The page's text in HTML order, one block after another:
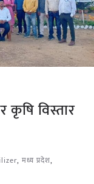
कृषि विस्तार
, मध्य प्रदेश,